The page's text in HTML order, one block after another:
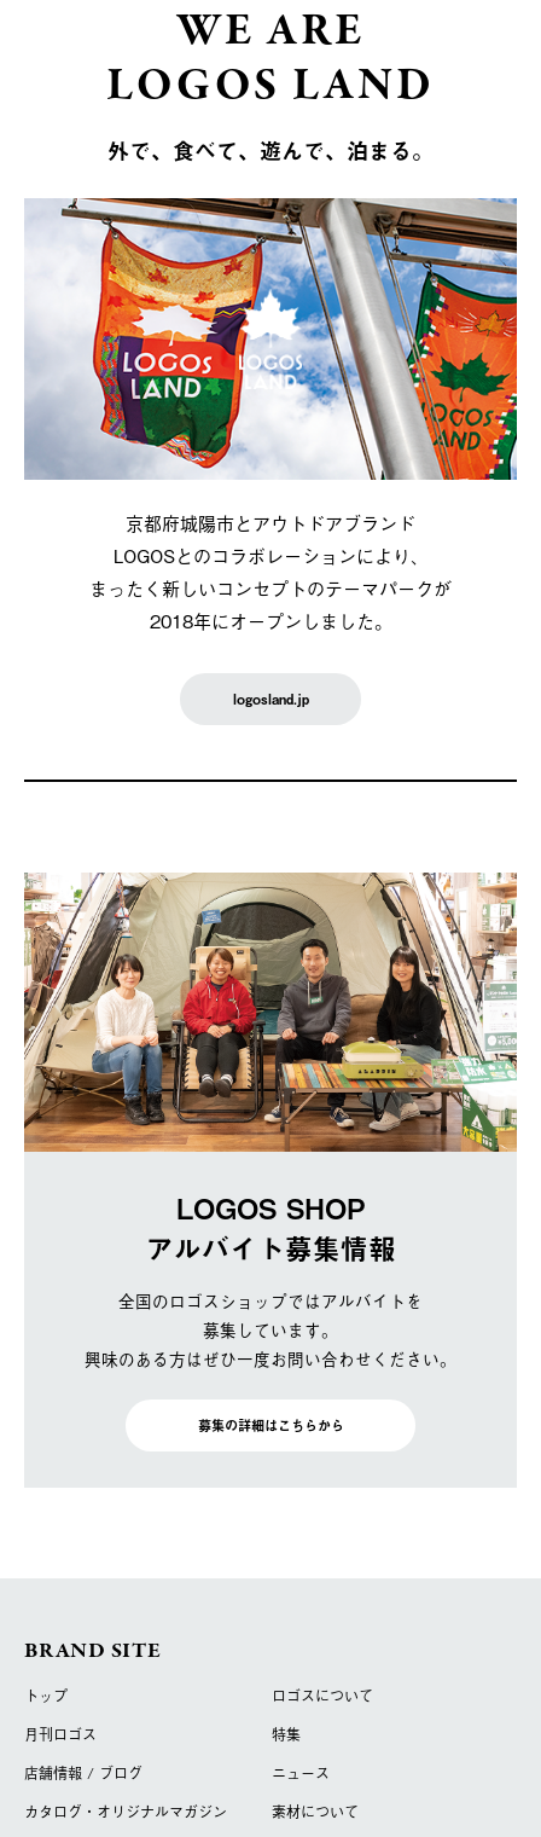
WE ARE
LOGOS LAND
外で、食べて、遊んで、泊まる。
京都府城陽市とアウトドアブランド
LOGOSとのコラボレーションにより、
まったく新しいコンセプトのテーマパークが
2018年にオープンしました。
logosland.jp
LOGOS SHOP
アルバイト募集情報
全国のロゴスショップではアルバイトを
募集しています。
興味のある方はぜひ一度お問い合わせください。
募集の詳細はこちらから
BRAND SITE
トップ
ロゴスについて
月刊ロゴス
特集
店舗情報 / ブログ
ニュース
カタログ・オリジナルマガジン
素材について